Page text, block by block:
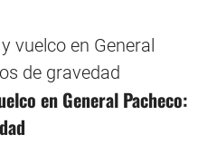
en General Pacheco: